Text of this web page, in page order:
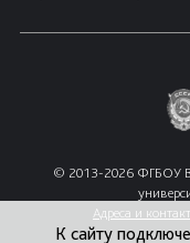
© 2013-2026 ФГБОУ
Адреса и
К сайту